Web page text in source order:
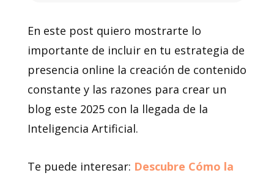
En este post quiero mostrarte lo
importante de incluir en tu estrategia de
presencia online la creación de contenido
constante y las razones para crear un
blog este 2025 con la llegada de la
Inteligencia Artificial.
Te puede interesar: Descubre Cómo la